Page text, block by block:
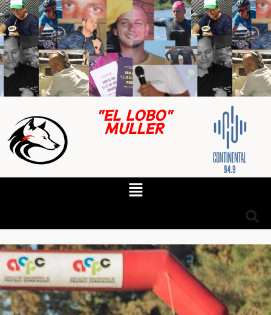
"EL LOBO"
MULLER